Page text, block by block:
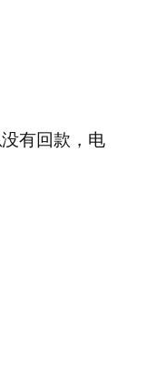
有回款，电